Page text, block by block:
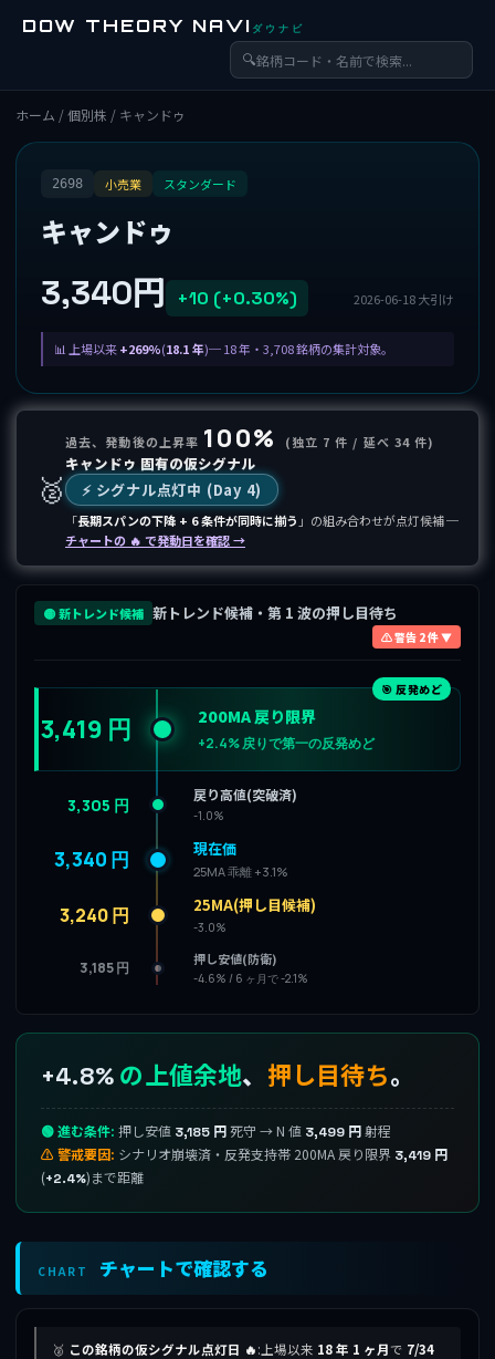
DOW THEORY NAVI ダウナビ
🔍
ホーム /個別株 / キャンドゥ
2698 小売業 スタンダード
キャンドゥ
3,340円 +10 (+0.30%) 2026-06-18 大引け
上場以来+269%(18.1 年)─ 18 年・3,708 銘柄の集計対象。
🥈
過去、発動後の上昇率 100% (独立 7 件 / 延べ 34 件)
キャンドゥ 固有の仮シグナル
⚡️ シグナル点灯中 (Day 4)
「長期スパンの下降 + 6 条件が同時に揃う 」の組み合わせが点灯候補 ─
チャートの 🔥 で発動日を確認 →
🟡 新トレンド候補 新トレンド候補・第 1 波の押し目待ち
⚠ 警告 2 件 ▼
🎯 反発めど
3,419 円 200MA 戻り限界
+2.4% 戻りで第一の反発めど
3,305 円 戻り高値(突破済)
-1.0%
3,340 円 現在価
25MA 乖離 +3.1%
3,240 円 25MA(押し目候補)
-3.0%
3,185 円 押し安値(防衛)
-4.6% / 6 ヶ月で -2.1%
+4.8% の上値余地、 押し目待ち。
🟢 進む条件: 押し安値 3,185 円 死守 → N 値 3,499 円 射程
⚠ 警戒要因: シナリオ崩壊済・反発支持帯 200MA 戻り限界 3,419 円
(+2.4%)まで距離
CHART チャートで確認する
🥈 この銘柄の仮シグナル点灯日 🔥:上場以来 18 年 1 ヶ月で 7/34